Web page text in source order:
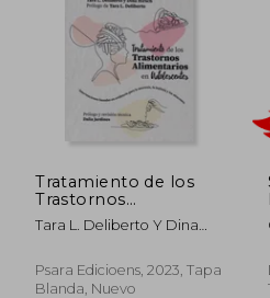
50%
dcto.
$ 1.675
Tratamiento de los
Trastornos
Alimentarios en
Adolescentes
Tara L. Deliberto Y Dina
Psara Edicioens, 2023, Tapa
Blanda, Nuevo